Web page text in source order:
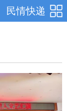
民情快递